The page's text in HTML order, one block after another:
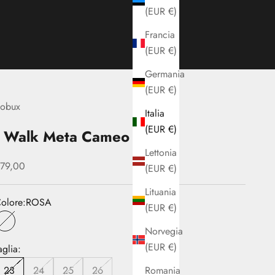
(EUR €)
Francia
(EUR €)
Germania
(EUR €)
Italia
(EUR €)
Lettonia
(EUR €)
Lituania
(EUR €)
Norvegia
(EUR €)
Romania
Meta Cameo Rose
scontato
ROSA
ROSA
23
24 25 26